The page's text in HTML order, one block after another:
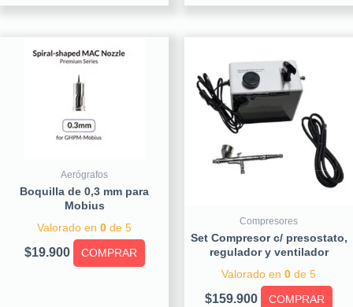
Aerógrafos
Boquilla de 0,3 mm para
Mobius
Valorado en 0 de 5
$19.900 COMPRAR
Compresores
Set Compresor c/ presostato,
regulador y ventilador
Valorado en 0 de 5
$159.900 COMPRAR